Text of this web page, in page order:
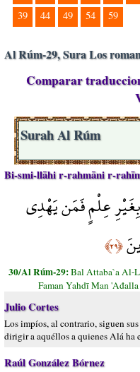
39
44 49 54 59
Al Rúm-29, Sura Los
Comparar
Surah Al Rúm
Bi-smi-llāhi r-rahmāni r-
عِلْمٍ فَمَن يَهْدِي
﴿٢٩﴾
30/Al Rúm-29:Bal Attaba`a Al-
Faman Yahdī Man
Julio Cortes
Los impíos, al contrario, siguen
dirigir a aquéllos a quienes Alá
Raúl González Bórnez